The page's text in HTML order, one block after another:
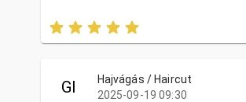
GI
Hajvágás / Haircut
2025-09-19 09:30